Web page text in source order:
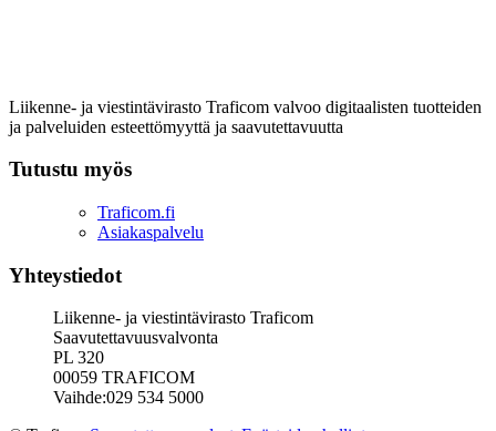
Liikenne- ja viestintävirasto Traficom valvoo digitaalisten tuotteiden
ja palveluiden esteettömyyttä ja saavutettavuutta
Tutustu myös
Traficom.fi
Asiakaspalvelu
Yhteystiedot
Liikenne- ja viestintävirasto Traficom
Saavutettavuusvalvonta
PL 320
00059 TRAFICOM
Vaihde:029 534 5000